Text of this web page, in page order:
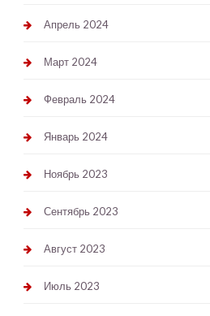
Апрель 2024
Март 2024
Февраль 2024
Январь 2024
Ноябрь 2023
Сентябрь 2023
Август 2023
Июль 2023